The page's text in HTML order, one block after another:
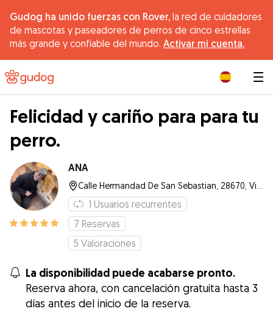
Gudog ha unido fuerzas con Rover, la red de cuidadores
de mascotas y paseadores de perros de cinco estrellas
más grande y confiable del mundo. Activar mi cuenta.
Felicidad y cariño para para tu
perro.
ANA
1 Usuarios recurrentes
7 Reservas
5 Valoraciones
La disponibilidad puede acabarse pronto.
Reserva ahora, con cancelación gratuita hasta 3
días antes del inicio de la reserva.